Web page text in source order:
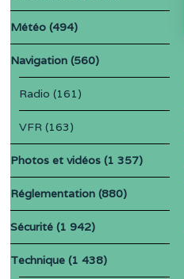
Météo (494)
Navigation (560)
Radio (161)
VFR (163)
Photos et vidéos (1 357)
Réglementation (880)
Sécurité (1 942)
Technique (1 438)